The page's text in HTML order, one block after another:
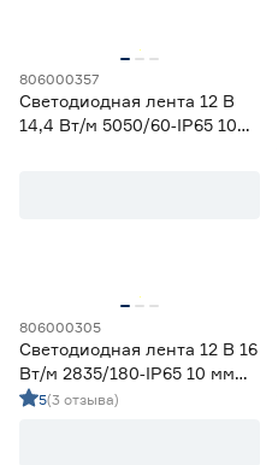
2 года
3 года
806000357
Светодиодная лента 12 В
14,4 Вт/м 5050/60‑IP65 10
806000305
Светодиодная лента 12 В 16
Вт/м 2835/180‑IP65 10 мм
теплый 5 м Geniled
5(3 отзыва)